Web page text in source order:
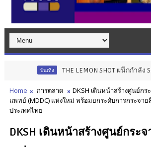
THE LEMON SHOT ผนึกกำลัง SCA
Home การตลาด
DKSH เดินหน้าสร้างศูนย์กร
แพทย์ (MDDC) แห่งใหม่ พร้อมยกระดับการกระจา
ประเทศไทย
DKSH เดินหน้าสร้างศูนย์กระ